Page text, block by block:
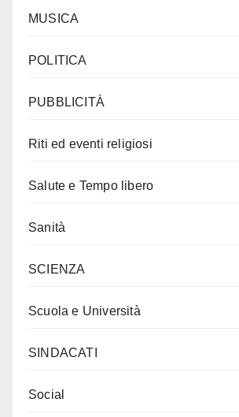
MUSICA
POLITICA
PUBBLICITÀ
Riti ed eventi religiosi
Salute e Tempo libero
Sanità
SCIENZA
Scuola e Università
SINDACATI
Social